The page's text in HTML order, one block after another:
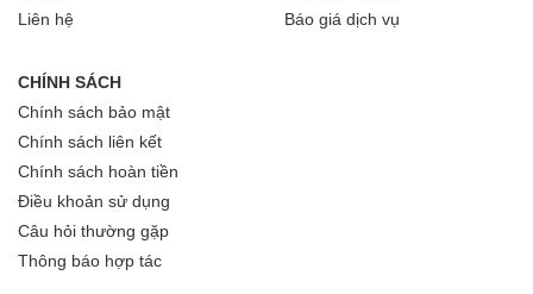
Liên hệ
Báo giá dịch vụ
CHÍNH SÁCH
Chính sách bảo mật
Chính sách liên kết
Chính sách hoàn tiền
Điều khoản sử dụng
Câu hỏi thường gặp
Thông báo hợp tác